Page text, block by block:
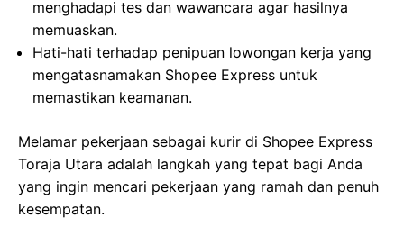
menghadapi tes dan wawancara agar hasilnya
memuaskan.
Hati-hati terhadap penipuan lowongan kerja yang
mengatasnamakan Shopee Express untuk
memastikan keamanan.
Melamar pekerjaan sebagai kurir di Shopee Express
Toraja Utara adalah langkah yang tepat bagi Anda
yang ingin mencari pekerjaan yang ramah dan penuh
kesempatan.